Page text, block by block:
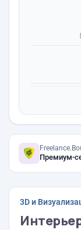
Премиум-
3D и